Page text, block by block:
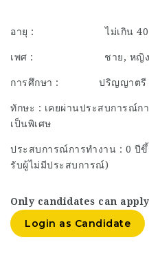
อายุ : ไม่เกิน 40
เพศ : ชาย, หญิง
การศึกษา : ปริญญาตรี
ทักษะ : เคยผ่านประสบการณ์ก
เป็นพิเศษ
ประสบการณ์การทำงาน : 0 ปี
รับผู้ไม่มีประสบการณ์)
Only candidates can
Login as Candidate